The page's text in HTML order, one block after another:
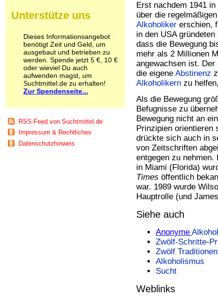
Erst nachdem 1941
über die
Alkoholiker erschien,
in den USA
dass die Bewegung
mehr als 2 Millionen
angewachsen ist.
die eigene Abstinenz
Alkoholikern zu
Als die Bewegung
Befugnisse zu
Bewegung nicht an
Prinzipien orientieren
drückte sich auch in
von Zeitschriften
entgegen zu nehmen.
in Miami (Florida)
Times öffentlich
war. 1989 wurde
Hauptrolle (und
Siehe auch
Anonyme
Zwölf-Schritte-
Zwölf Traditionen
Alkoholismus
Sucht
Weblinks
Opium
Poppers
Psychopharmaka
Schlafmittel
Schmerzmittel
Schnüffelstoffe
Spice
Sucht / Süchte
Co-Abhängigkeit
Computersucht
Ess-Brechsucht
Essstörungen
Unterstütze uns
Dieses Informationsangebot
benötigt Zeit und Geld, um
ausgebaut und betrieben zu
werden. Spende jetzt 5 €, 10 €
oder wieviel Du auch
aufwenden magst, um
Suchtmittel.de zu erhalten!
Zur Spendenseite...
RSS-Feed von Suchtmittel.de
Impressum & Rechtliches
Datenschutzhinweis